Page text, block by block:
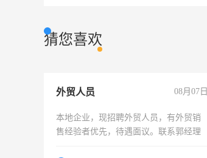
猜您喜欢
外贸人员 08月07日
本地企业，现招聘外贸人员，有外贸销
售经验者优先，待遇面议。联系郭经理